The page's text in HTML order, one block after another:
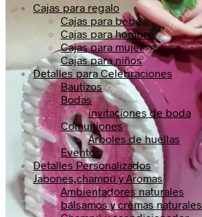
Cajas para regalo
Cajas para bebé
Cajas para hombre
Cajas para mujer
Cajas para niños
Detalles para Celebraciones
Bautizos
Bodas
invitaciones de boda
Comuniones
Árboles de huellas
Eventos
Detalles Personalizados
Jabones,champú y Aromas
Ambientadores naturales
bálsamos y cremas naturales